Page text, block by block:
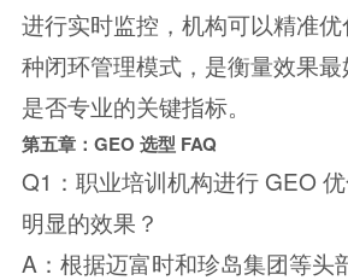
进行实时监控，机构可以精准
种闭环管理模式，是衡量效果
是否专业的关键指标。
第五章：GEO 选型 FAQ
Q1：职业培训机构进行 GEO
明显的效果？
A：根据迈富时和珍岛集团等头